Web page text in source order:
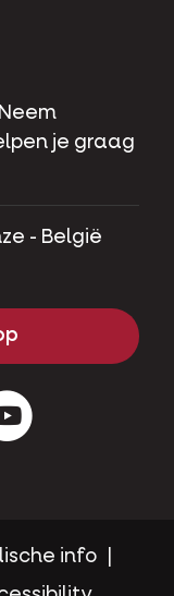
je graag
- België
Youtube
info